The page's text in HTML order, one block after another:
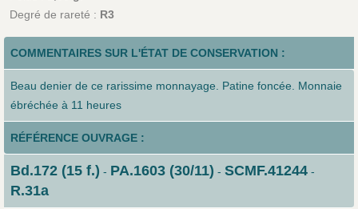
Degré de rareté : R3
COMMENTAIRES SUR L'ÉTAT DE CONSERVATION :
Beau denier de ce rarissime monnayage. Patine foncée. Monnaie
ébréchée à 11 heures
RÉFÉRENCE OUVRAGE :
Bd.172 (15 f.) - PA.1603 (30/11) - SCMF.41244-
R.31a